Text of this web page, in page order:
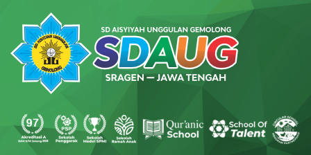
content
SD Aisyiyah Unggulan
Gemolong